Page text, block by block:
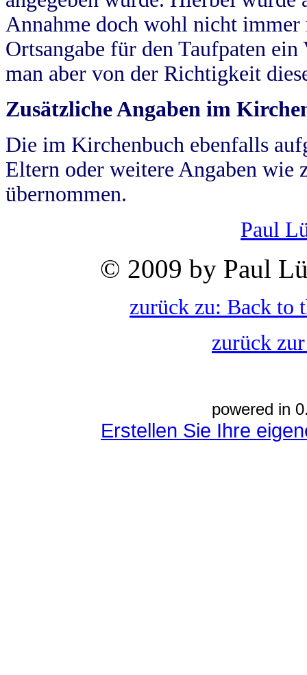
Annahme doch wohl nicht
Ortsangabe für den Taufpaten
man aber von der Richtigkeit
Zusätzliche Angaben im
Die im Kirchenbuch ebenfalls
Eltern oder weitere Angaben wie
übernommen.
Paul
© 2009 by Paul
zurück zu: Back to
zurück
powered in
Erstellen Sie Ihre